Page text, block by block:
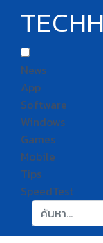
News
App
Software
Windows
Games
Mobile
Tips
SpeedTest
ค้นหา: